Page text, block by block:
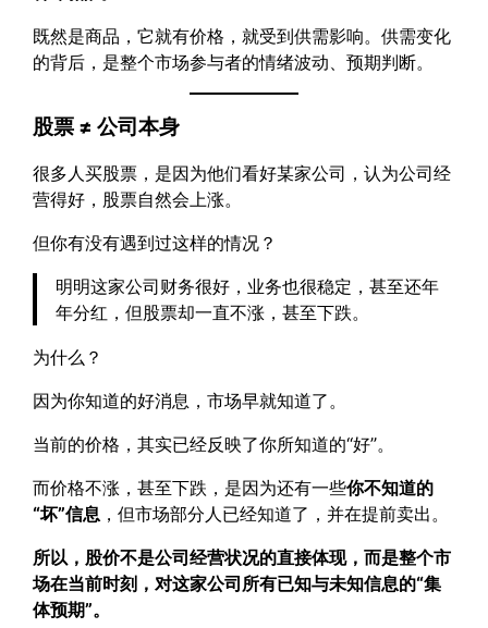
既然是商品，它就有价格，就受到供需影响。供需变化
的背后，是整个市场参与者的情绪波动、预期判断。
股票 ≠ 公司本身
很多人买股票，是因为他们看好某家公司，认为公司经
营得好，股票自然会上涨。
但你有没有遇到过这样的情况？
明明这家公司财务很好，业务也很稳定，甚至还年
年分红，但股票却一直不涨，甚至下跌。
为什么？
因为你知道的好消息，市场早就知道了。
当前的价格，其实已经反映了你所知道的“好”。
而价格不涨，甚至下跌，是因为还有一些你不知道的
“坏”信息 ，但市场部分人已经知道了，并在提前卖出。
所以，股价不是公司经营状况的直接体现，而是整个市
场在当前时刻，对这家公司所有已知与未知信息的“集
体预期”。